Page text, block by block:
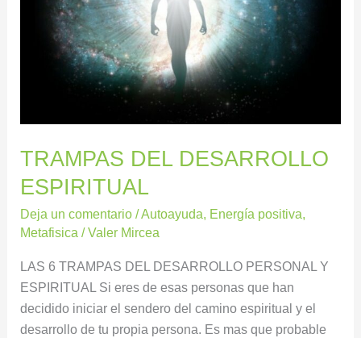
TRAMPAS DEL DESARROLLO
ESPIRITUAL
Deja un comentario /Autoayuda, Energía positiva,
Metafisica /Valer Mircea
LAS 6 TRAMPAS DEL DESARROLLO PERSONAL Y
ESPIRITUAL Si eres de esas personas que han
decidido iniciar el sendero del camino espiritual y el
desarrollo de tu propia persona. Es mas que probable